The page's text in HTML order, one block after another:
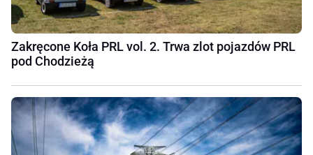
Zakręcone Koła PRL vol. 2. Trwa zlot pojazdów PRL
pod Chodzieżą